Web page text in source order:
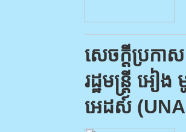
សេចក្តីប្រកា
រដ្ឋមន្ត្រី អៀ
អេដស៍